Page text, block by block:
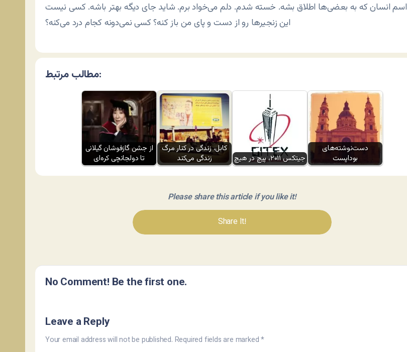
اسم انسان که به بعضی‌ها اطلاق بشه. خسته شدم. دلم می‌خواد برم. شاید جای دیگه بهتر باشه. کسی نیست
این زنجیرها رو از دست و پای من باز کنه؟ کسی نمی‌دونه کجام درد می‌کنه؟
مطالب مرتبط:
از جشن گازفوشان گیلانی
تا دولجانچی کره‌ای
کابل، زندگی در کنار مرگ
زندگی می‌کند
جیتکس ۲۰۱۱، پیچ در هیچ
دست‌نوشته‌های
بوداپست
Please share this article if you like it!
Share It!
No Comment! Be the first one.
Leave a Reply
Your email address will not be published. Required fields are marked*